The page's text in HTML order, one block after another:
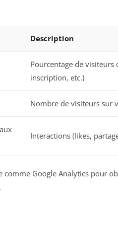
Description
Pourcentage de visiteurs
inscription, etc.)
Nombre de visiteurs sur
Interactions (likes,
comme Google Analytics pour